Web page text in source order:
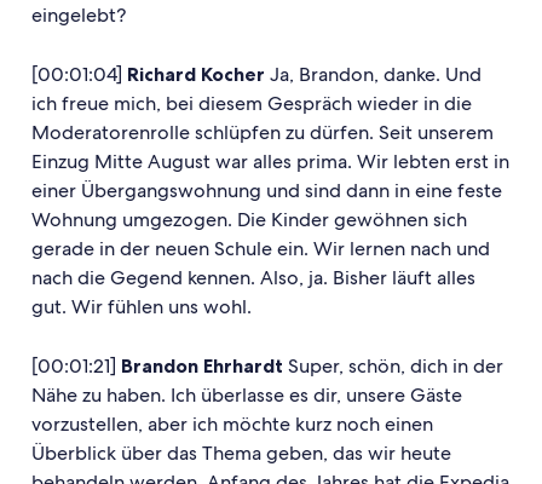
eingelebt?
[00:01:04] Richard Kocher Ja, Brandon, danke. Und
ich freue mich, bei diesem Gespräch wieder in die
Moderatorenrolle schlüpfen zu dürfen. Seit unserem
Einzug Mitte August war alles prima. Wir lebten erst in
einer Übergangswohnung und sind dann in eine feste
Wohnung umgezogen. Die Kinder gewöhnen sich
gerade in der neuen Schule ein. Wir lernen nach und
nach die Gegend kennen. Also, ja. Bisher läuft alles
gut. Wir fühlen uns wohl.
[00:01:21] Brandon Ehrhardt Super, schön, dich in der
Nähe zu haben. Ich überlasse es dir, unsere Gäste
vorzustellen, aber ich möchte kurz noch einen
Überblick über das Thema geben, das wir heute